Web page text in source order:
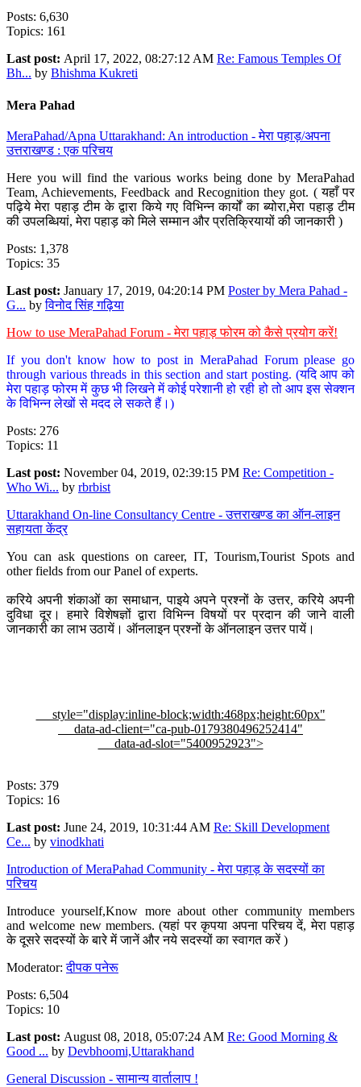
Posts: 6,630
Topics: 161
Last post: April 17, 2022, 08:27:12 AM Re: Famous Temples Of
Bh... by Bhishma Kukreti
Mera Pahad
MeraPahad/Apna Uttarakhand: An introduction - मेरा पहाड़/अपना
उत्तराखण्ड : एक परिचय
Here you will find the various works being done by MeraPahad
Team, Achievements, Feedback and Recognition they got. ( यहाँ पर
पढ़िये मेरा पहाड़ टीम के द्वारा किये गए विभिन्न कार्यों का ब्योरा,मेरा पहाड़ टीम
की उपलब्धियां, मेरा पहाड़ को मिले सम्मान और प्रतिक्रियायों की जानकारी )
Posts: 1,378
Topics: 35
Last post: January 17, 2019, 04:20:14 PM Poster by Mera Pahad -
G... byविनोद सिंह गढ़िया
How to use MeraPahad Forum - मेरा पहाड़ फोरम को कैसे प्रयोग करें!
If you don't know how to post in MeraPahad Forum please go
through various threads in this section and start posting. (यदि आप को
मेरा पहाड़ फोरम में कुछ भी लिखने में कोई परेशानी हो रही हो तो आप इस सेक्शन
के विभिन्न लेखों से मदद ले सकते हैं।)
Posts: 276
Topics: 11
Last post: November 04, 2019, 02:39:15 PM Re: Competition -
Who Wi... by rbrbist
Uttarakhand On-line Consultancy Centre - उत्तराखण्ड का ऑन-लाइन
सहायता केंद्र
You can ask questions on career, IT, Tourism,Tourist Spots and
other fields from our Panel of experts.
करिये अपनी शंकाओं का समाधान, पाइये अपने प्रश्नों के उत्तर, करिये अपनी
दुविधा दूर। हमारे विशेषज्ञों द्वारा विभिन्न विषयों पर प्रदान की जाने वाली
जानकारी का लाभ उठायें। ऑनलाइन प्रश्नों के ऑनलाइन उत्तर पायें।
style="display:inline-block;width:468px;height:60px"
data-ad-client="ca-pub-0179380496252414"
data-ad-slot="5400952923">
Posts: 379
Topics: 16
Last post: June 24, 2019, 10:31:44 AM Re: Skill Development
Ce... by vinodkhati
Introduction of MeraPahad Community - मेरा पहाड़ के सदस्यों का
परिचय
Introduce yourself,Know more about other community members
and welcome new members. (यहां पर कृपया अपना परिचय दें, मेरा पहाड़
के दूसरे सदस्यों के बारे में जानें और नये सदस्यों का स्वागत करें )
Moderator:दीपक पनेरू
Posts: 6,504
Topics: 10
Last post: August 08, 2018, 05:07:24 AM Re: Good Morning &
Good ... by Devbhoomi,Uttarakhand
General Discussion - सामान्य वार्तालाप !